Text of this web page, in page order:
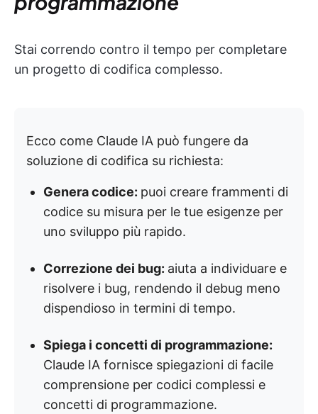
Stai correndo contro il tempo per completare
un progetto di codifica complesso.
Ecco come Claude IA può fungere da
soluzione di codifica su richiesta:
Genera codice: puoi creare frammenti di
codice su misura per le tue esigenze per
uno sviluppo più rapido.
Correzione dei bug: aiuta a individuare e
risolvere i bug, rendendo il debug meno
dispendioso in termini di tempo.
Spiega i concetti di programmazione:
Claude IA fornisce spiegazioni di facile
comprensione per codici complessi e
concetti di programmazione.